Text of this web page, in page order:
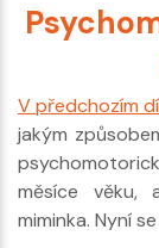
V předchozím
jakým
měsíce věku,
miminka. Nyní